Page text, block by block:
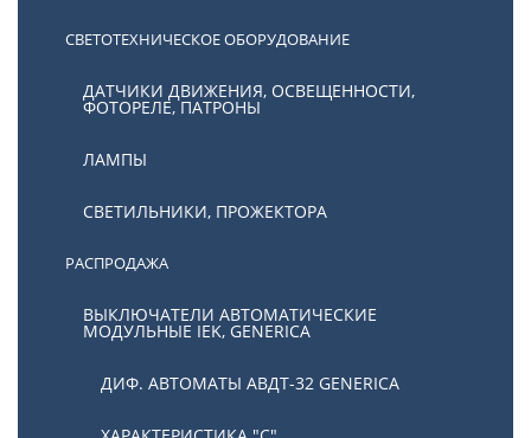
СВЕТОТЕХНИЧЕСКОЕ ОБОРУДОВАНИЕ
ДАТЧИКИ ДВИЖЕНИЯ, ОСВЕЩЕННОСТИ,
ФОТОРЕЛЕ, ПАТРОНЫ
ЛАМПЫ
СВЕТИЛЬНИКИ, ПРОЖЕКТОРА
РАСПРОДАЖА
ВЫКЛЮЧАТЕЛИ АВТОМАТИЧЕСКИЕ
МОДУЛЬНЫЕ IEK, GENERICA
ДИФ. АВТОМАТЫ АВДТ-32 GENERICA